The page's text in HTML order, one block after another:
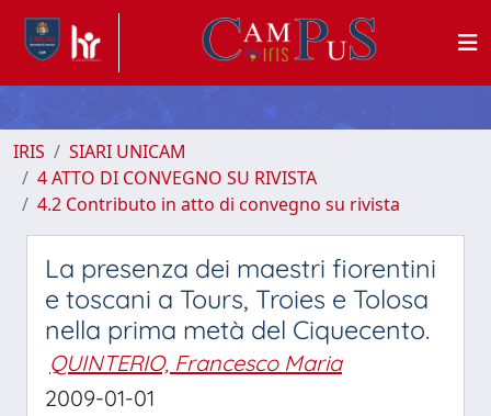
IRIS
SIARI UNICAM
4 ATTO DI CONVEGNO SU RIVISTA
4.2 Contributo in atto di convegno su rivista
La presenza dei maestri fiorentini
e toscani a Tours, Troies e Tolosa
nella prima metà del Ciquecento.
QUINTERIO, Francesco Maria
2009-01-01